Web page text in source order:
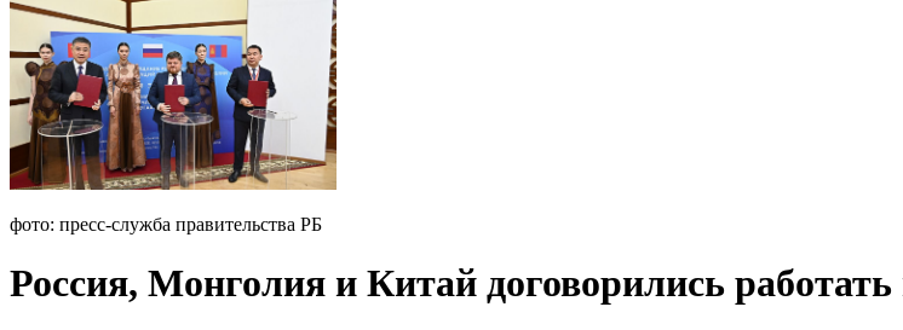
фото: пресс-служба правительства РБ
Россия, Монголия и Китай договорились